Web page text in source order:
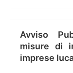
Avviso
misure di
imprese